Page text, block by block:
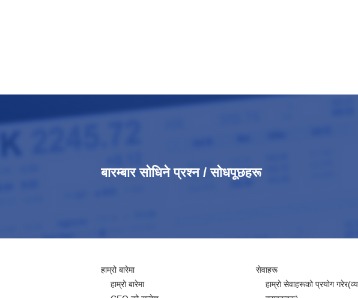
बारम्बार सोधिने प्रश्न / सोधपूछहरू
हाम्रो बारेमा
हाम्रो बारेमा
सेवाहरू
हाम्रो सेवाहरूको प्रयोग